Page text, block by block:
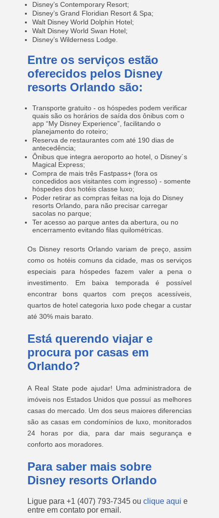
Disney’s Contemporary Resort;
Disney’s Grand Floridian Resort & Spa;
Walt Disney World Dolphin Hotel;
Walt Disney World Swan Hotel;
Disney’s Wilderness Lodge.
Entre os serviços estão
oferecidos pelos Disney
resorts Orlando são:
Transporte gratuito - os hóspedes podem verificar
quais são os horários de saída dos ônibus com o
app “My Disney Experience”, facilitando o
planejamento do roteiro;
Reserva de restaurantes com até 190 dias de
antecedência;
Ônibus que integra aeroporto ao hotel, o Disney´s
Magical Express;
Compra de mais três Fastpass+ (fora os
concedidos aos visitantes com ingresso) - somente
hóspedes dos hotéis classe luxo;
Poder retirar as compras feitas na loja do Disney
resorts Orlando, para não precisar carregar
sacolas no parque;
Ter acesso ao parque antes da abertura, ou no
encerramento evitando filas quilométricas.
Os Disney resorts Orlando variam de preço, assim
como os hotéis comuns da cidade, mas os serviços
especiais para hóspedes fazem valer a pena o
investimento. Em baixa temporada é possível
encontrar bons quartos com preços acessíveis,
quartos de hotel categoria luxo pode chegar a custar
até 30% mais barato.
Está querendo viajar e
procura por casas em
Orlando?
A Real State pode ajudar! Uma administradora de
imóveis nos Estados Unidos que possuí as melhores
casas do mercado. Um dos seus maiores diferencias
são as casas em condomínios de luxo, monitorados
24 horas por dia, para dar mais segurança e
conforto aos moradores.
Para saber mais sobre
Disney resorts Orlando
Ligue para +1 (407) 793-7345 ou clique aqui e
entre em contato por email.